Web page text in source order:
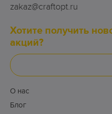
zakaz@craftopt.ru
Хотите получить
акций?
О нас
Блог